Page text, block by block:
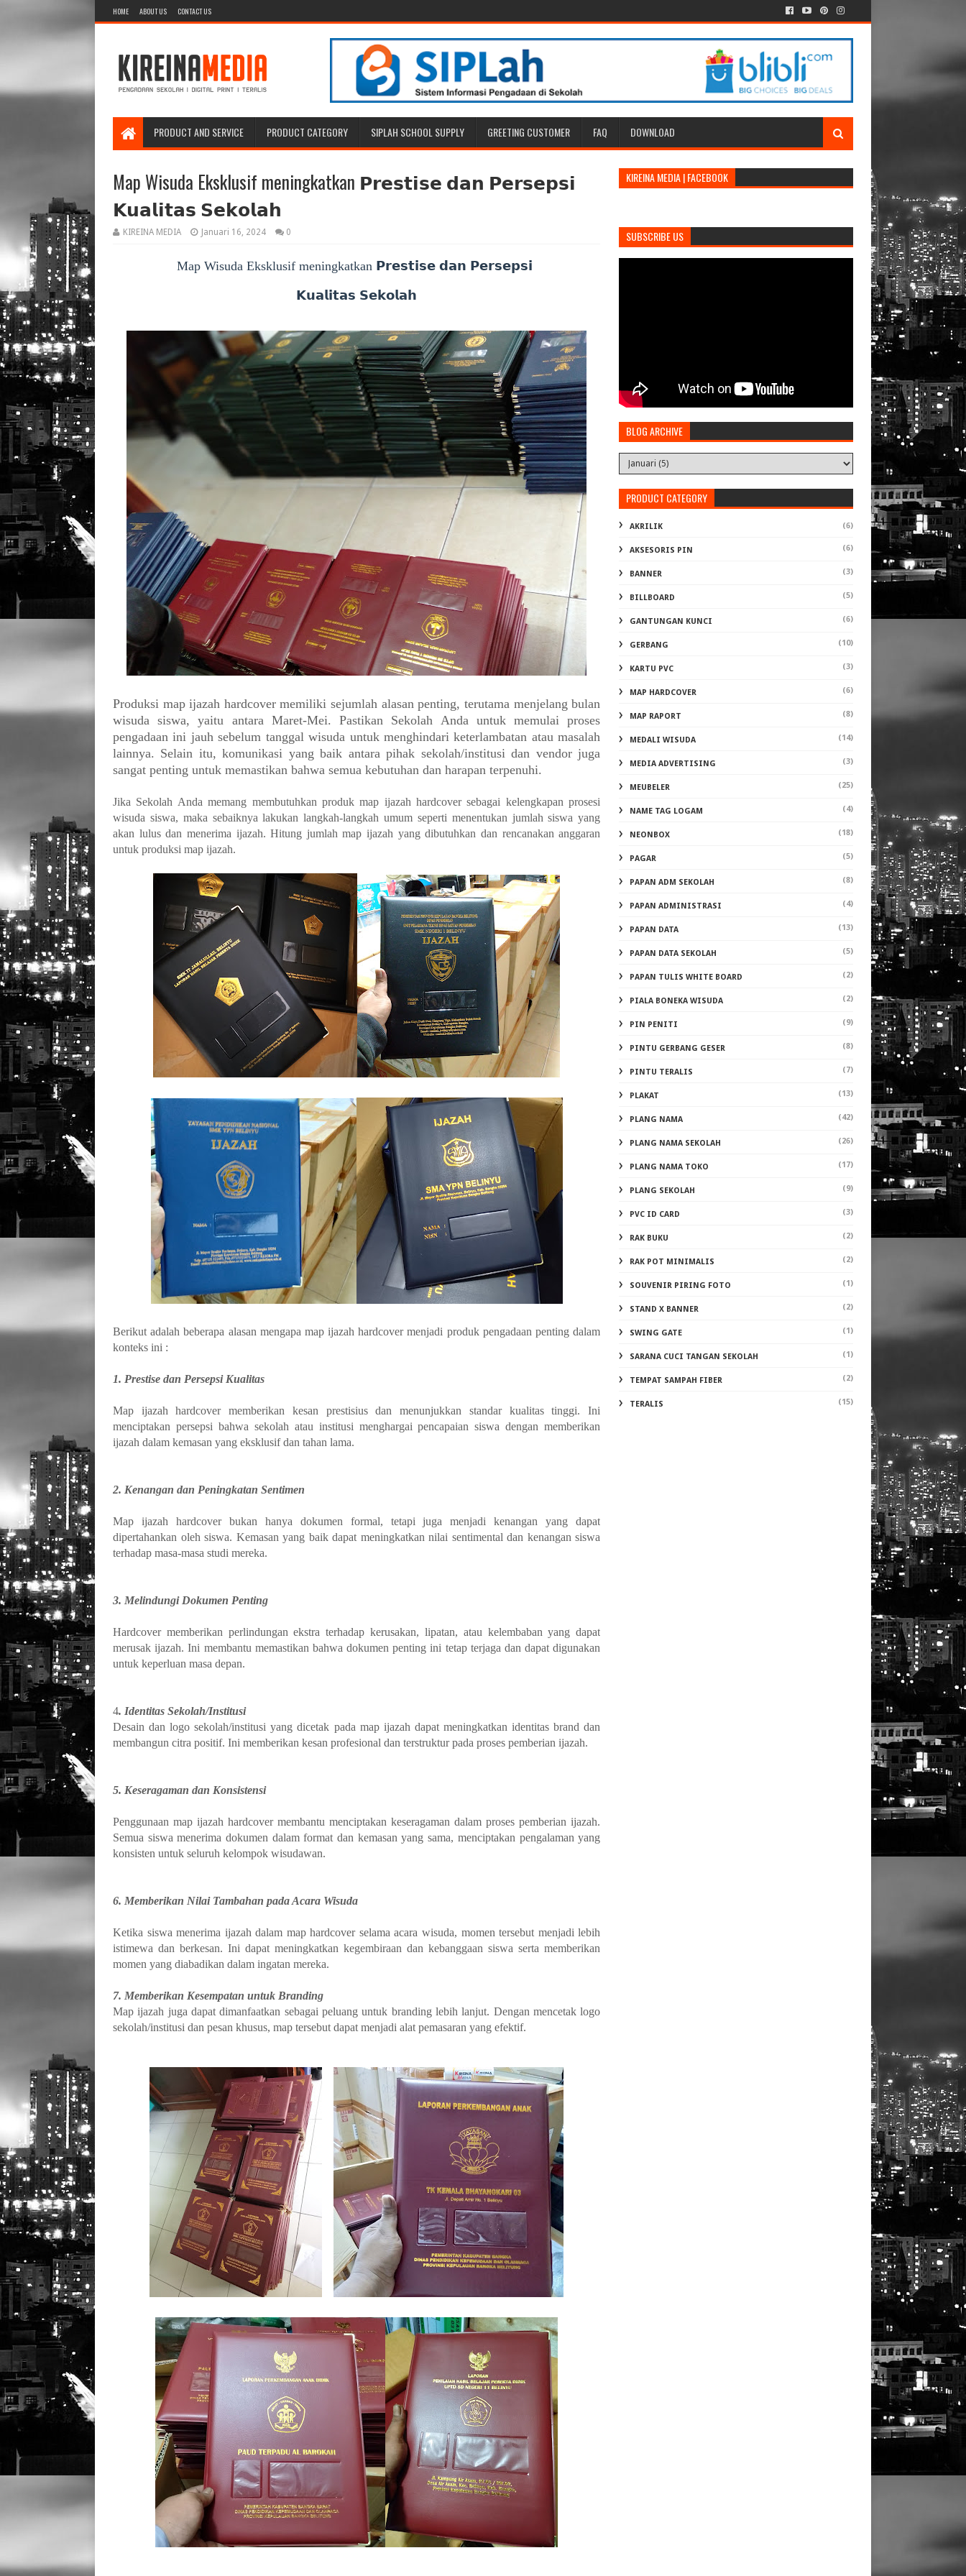
HOME ABOUT US CONTACT US
PRODUCT AND SERVICE PRODUCT CATEGORY SIPLAH SCHOOL SUPPLY GREETING CUSTOMER FAQ DOWNLOAD
Map Wisuda Eksklusif meningkatkan 𝗣𝗿𝗲𝘀𝘁𝗶𝘀𝗲 𝗱𝗮𝗻 𝗣𝗲𝗿𝘀𝗲𝗽𝘀𝗶
𝗞𝘂𝗮𝗹𝗶𝘁𝗮𝘀 𝗦𝗲𝗸𝗼𝗹𝗮𝗵
KIREINA MEDIA Januari 16, 2024 0
Map Wisuda Eksklusif meningkatkan 𝗣𝗿𝗲𝘀𝘁𝗶𝘀𝗲 𝗱𝗮𝗻 𝗣𝗲𝗿𝘀𝗲𝗽𝘀𝗶
𝗞𝘂𝗮𝗹𝗶𝘁𝗮𝘀 𝗦𝗲𝗸𝗼𝗹𝗮𝗵
Produksi map ijazah hardcover memiliki sejumlah alasan penting, terutama menjelang bulan
wisuda siswa, yaitu antara Maret-Mei. Pastikan Sekolah Anda untuk memulai proses
pengadaan ini jauh sebelum tanggal wisuda untuk menghindari keterlambatan atau masalah
lainnya. Selain itu, komunikasi yang baik antara pihak sekolah/institusi dan vendor juga
sangat penting untuk memastikan bahwa semua kebutuhan dan harapan terpenuhi.
Jika Sekolah Anda memang membutuhkan produk map ijazah hardcover sebagai kelengkapan prosesi
wisuda siswa, maka sebaiknya lakukan langkah-langkah umum seperti menentukan jumlah siswa yang
akan lulus dan menerima ijazah. Hitung jumlah map ijazah yang dibutuhkan dan rencanakan anggaran
untuk produksi map ijazah.
Berikut adalah beberapa alasan mengapa map ijazah hardcover menjadi produk pengadaan penting dalam
konteks ini :
1. Prestise dan Persepsi Kualitas
Map ijazah hardcover memberikan kesan prestisius dan menunjukkan standar kualitas tinggi. Ini
menciptakan persepsi bahwa sekolah atau institusi menghargai pencapaian siswa dengan memberikan
ijazah dalam kemasan yang eksklusif dan tahan lama.
2. Kenangan dan Peningkatan Sentimen
Map ijazah hardcover bukan hanya dokumen formal, tetapi juga menjadi kenangan yang dapat
dipertahankan oleh siswa. Kemasan yang baik dapat meningkatkan nilai sentimental dan kenangan siswa
terhadap masa-masa studi mereka.
3. Melindungi Dokumen Penting
Hardcover memberikan perlindungan ekstra terhadap kerusakan, lipatan, atau kelembaban yang dapat
merusak ijazah. Ini membantu memastikan bahwa dokumen penting ini tetap terjaga dan dapat digunakan
untuk keperluan masa depan.
4. Identitas Sekolah/Institusi
Desain dan logo sekolah/institusi yang dicetak pada map ijazah dapat meningkatkan identitas brand dan
membangun citra positif. Ini memberikan kesan profesional dan terstruktur pada proses pemberian ijazah.
5. Keseragaman dan Konsistensi
Penggunaan map ijazah hardcover membantu menciptakan keseragaman dalam proses pemberian ijazah.
Semua siswa menerima dokumen dalam format dan kemasan yang sama, menciptakan pengalaman yang
konsisten untuk seluruh kelompok wisudawan.
6. Memberikan Nilai Tambahan pada Acara Wisuda
Ketika siswa menerima ijazah dalam map hardcover selama acara wisuda, momen tersebut menjadi lebih
istimewa dan berkesan. Ini dapat meningkatkan kegembiraan dan kebanggaan siswa serta memberikan
momen yang diabadikan dalam ingatan mereka.
7. Memberikan Kesempatan untuk Branding
Map ijazah juga dapat dimanfaatkan sebagai peluang untuk branding lebih lanjut. Dengan mencetak logo
sekolah/institusi dan pesan khusus, map tersebut dapat menjadi alat pemasaran yang efektif.
KIREINA MEDIA | FACEBOOK
SUBSCRIBE US
BLOG ARCHIVE
PRODUCT CATEGORY
AKRILIK (6)
AKSESORIS PIN (6)
BANNER (3)
BILLBOARD (5)
GANTUNGAN KUNCI (6)
GERBANG (10)
KARTU PVC (3)
MAP HARDCOVER (6)
MAP RAPORT (8)
MEDALI WISUDA (14)
MEDIA ADVERTISING (3)
MEUBELER (25)
NAME TAG LOGAM (4)
NEONBOX (18)
PAGAR (5)
PAPAN ADM SEKOLAH (8)
PAPAN ADMINISTRASI (4)
PAPAN DATA (13)
PAPAN DATA SEKOLAH (5)
PAPAN TULIS WHITE BOARD (2)
PIALA BONEKA WISUDA (2)
PIN PENITI (9)
PINTU GERBANG GESER (8)
PINTU TERALIS (7)
PLAKAT (13)
PLANG NAMA (42)
PLANG NAMA SEKOLAH (26)
PLANG NAMA TOKO (17)
PLANG SEKOLAH (9)
PVC ID CARD (3)
RAK BUKU (2)
RAK POT MINIMALIS (2)
SOUVENIR PIRING FOTO (1)
STAND X BANNER (2)
SWING GATE (1)
SARANA CUCI TANGAN SEKOLAH (1)
TEMPAT SAMPAH FIBER (2)
TERALIS (15)